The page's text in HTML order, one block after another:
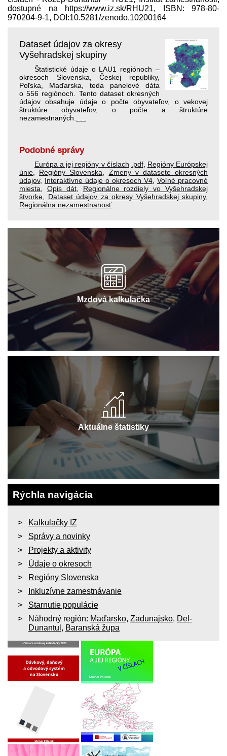
dostupné na https://www.iz.sk/​RHU21, ISBN: 978-80-
970204-9-1, DOI:10.5281/zenodo.10200164
Dataset údajov za okresy
Vyšehradskej skupiny
Štatistické údaje o LAU1 regiónoch –
okresoch Slovenska, Českej republiky,
Poľska, Maďarska, teda panelové dáta
o 556 regiónoch. Tento dataset okresných
údajov obsahuje údaje o počte obyvateľov, o vekovej
štruktúre obyvateľov, o počte a štruktúre
nezamestnaných.. . .
Podobné správy
Európa a jej regióny v číslach .pdf, Regióny Európskej
únie, Regióny Slovenska, Zmeny v datasete okresných
údajov, Interaktívne údaje o okresoch V4, Voľné pracovné
miesta, Opis dát, Regionálne rozdiely vo Vyšehradskej
štvorke, Dataset údajov za okresy Vyšehradskej skupiny,
Regionálna nezamestnanosť
Mzdová kalkulačka
Aktuálne štatistiky
Rýchla navigácia
Kalkulačky IZ
Správy a novinky
Projekty a aktivity
Údaje o okresoch
Regióny Slovenska
Inkluzívne zamestnávanie
Starnutie populácie
Náhodný región: Maďarsko, Zadunajsko, Del-
Dunantul , Baranská župa